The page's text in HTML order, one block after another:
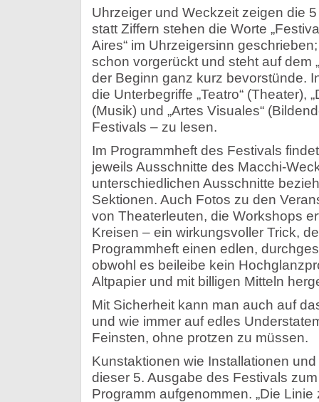
Uhrzeiger und Weckzeit zeigen die
statt Ziffern stehen die Worte
Aires“ im Uhrzeigersinn
schon vorgerückt und steht auf dem
der Beginn ganz kurz bevorstünde.
die Unterbegriffe „Teatro“ (Theater),
(Musik) und „Artes Visuales“
Festivals – zu lesen.
Im Programmheft des Festivals
jeweils Ausschnitte des Macchi-
unterschiedlichen Ausschnitte
Sektionen. Auch Fotos zu den
von Theaterleuten, die Workshops
Kreisen – ein wirkungsvoller Trick,
Programmheft einen edlen,
obwohl es beileibe kein
Altpapier und mit billigen Mitteln
Mit Sicherheit kann man auch auf
und wie immer auf edles
Feinsten, ohne protzen zu müssen.
Kunstaktionen wie Installationen
dieser 5. Ausgabe des Festivals
Programm aufgenommen. „Die